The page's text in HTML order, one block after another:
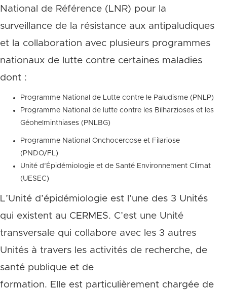
National de Référence (LNR) pour la
surveillance de la résistance aux antipaludiques
et la collaboration avec plusieurs programmes
nationaux de lutte contre certaines maladies
dont :
Programme National de Lutte contre le Paludisme (PNLP)
Programme National de lutte contre les Bilharzioses et les
Géohelminthiases (PNLBG)
Programme National Onchocercose et Filariose
(PNDO/FL)
Unité d’Épidémiologie et de Santé Environnement Climat
(UESEC)
L’Unité d’épidémiologie est l’une des 3 Unités
qui existent au CERMES. C’est une Unité
transversale qui collabore avec les 3 autres
Unités à travers les activités de recherche, de
santé publique et de
formation. Elle est particulièrement chargée de